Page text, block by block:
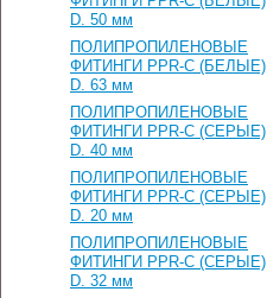
D. 50 мм
ПОЛИПРОПИЛЕНОВЫЕ
ФИТИНГИ PPR-C (БЕЛЫЕ)
D. 63 мм
ПОЛИПРОПИЛЕНОВЫЕ
ФИТИНГИ PPR-C (СЕРЫЕ)
D. 40 мм
ПОЛИПРОПИЛЕНОВЫЕ
ФИТИНГИ PPR-C (СЕРЫЕ)
D. 20 мм
ПОЛИПРОПИЛЕНОВЫЕ
ФИТИНГИ PPR-C (СЕРЫЕ)
D. 32 мм